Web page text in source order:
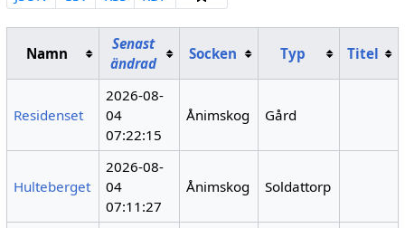
Namn
Senast
ändrad
Socken Typ Titel
Residenset
2026-08-
04
07:22:15
Ånimskog Gård
Hulteberget
2026-08-
04
07:11:27
Ånimskog Soldattorp